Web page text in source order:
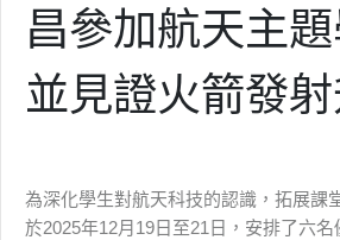
昌參加航天主
並見證火箭發
為深化學生對航天科技的認識，拓展課
於2025年12月19日至21日，安排了六